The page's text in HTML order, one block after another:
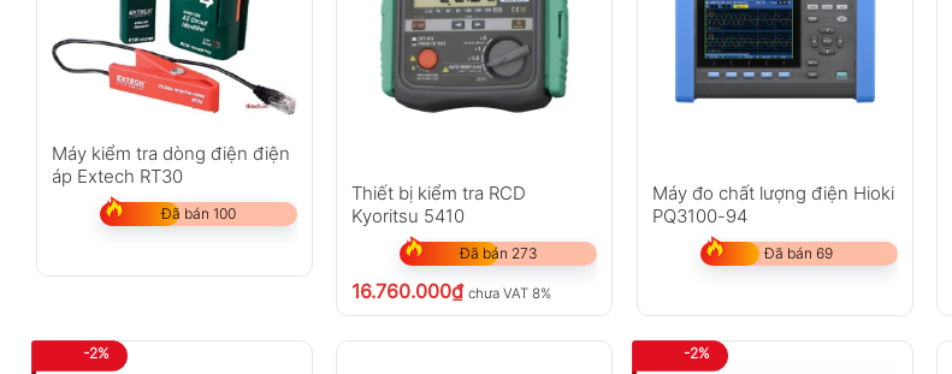
Máy kiểm tra dòng điện điện
áp Extech RT30
Đã bán 100
Thiết bị kiểm tra RCD
Kyoritsu 5410
Đã bán 273
16.760.000₫ chưa VAT 8%
Máy đo chất lượng điện Hioki
PQ3100-94
Đã bán 69
-2% -2%